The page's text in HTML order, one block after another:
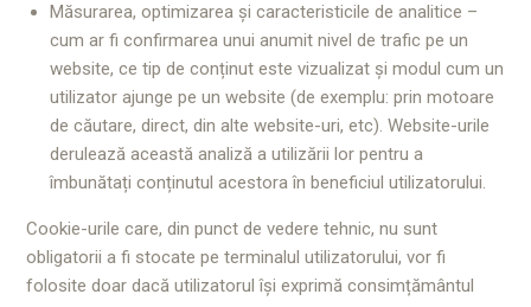
Măsurarea, optimizarea și caracteristicile de analitice –
cum ar fi confirmarea unui anumit nivel de trafic pe un
website, ce tip de conținut este vizualizat și modul cum un
utilizator ajunge pe un website (de exemplu: prin motoare
de căutare, direct, din alte website-uri, etc). Website-urile
derulează această analiză a utilizării lor pentru a
îmbunătați conținutul acestora în beneficiul utilizatorului.
Cookie-urile care, din punct de vedere tehnic, nu sunt
obligatorii a fi stocate pe terminalul utilizatorului, vor fi
folosite doar dacă utilizatorul își exprimă consimțământul